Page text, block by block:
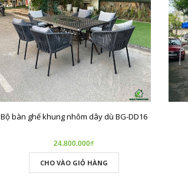
Bộ bàn ghế khung nhôm dây dù BG-DD16
24.800.000₫
CHO VÀO GIỎ HÀNG